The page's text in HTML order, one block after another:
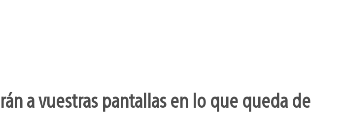
a vuestras pantallas en lo que queda de